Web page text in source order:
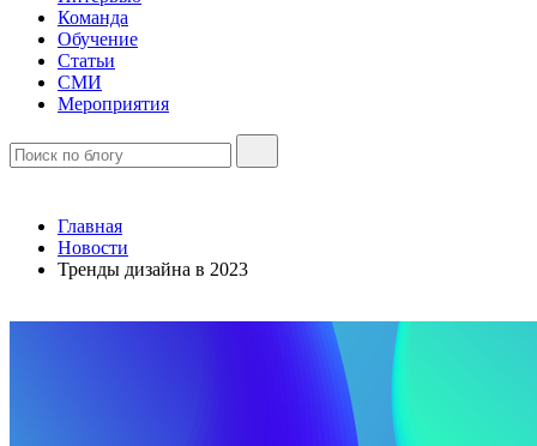
Команда
Обучение
Статьи
СМИ
Мероприятия
Главная
Новости
Тренды дизайна в 2023